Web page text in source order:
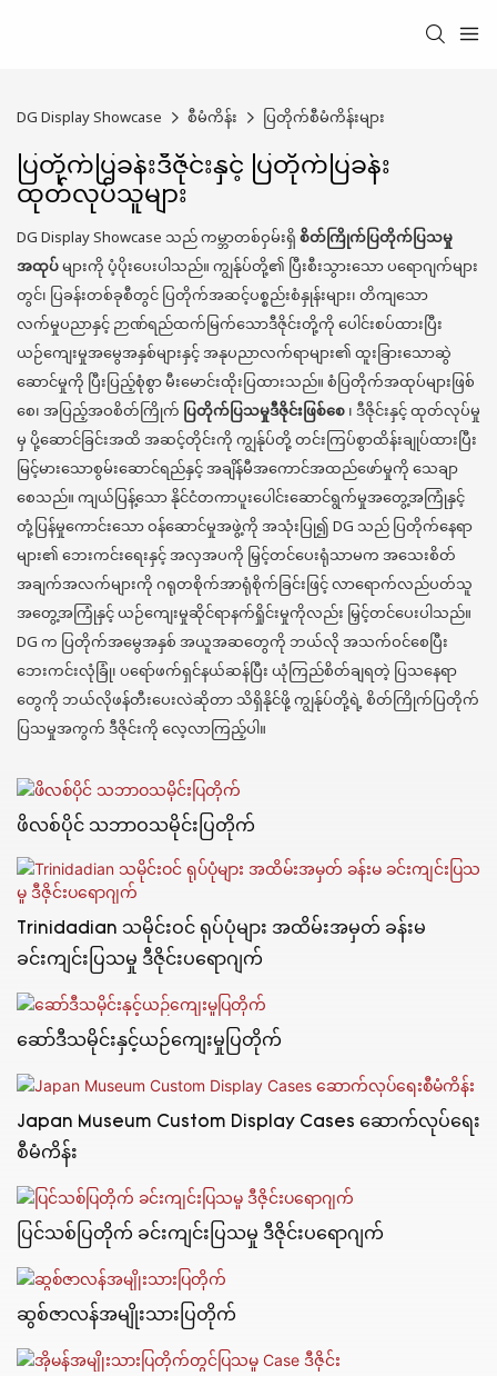
DG Display Showcase စီမံကိန်း ပြတိုက်စီမံကိန်းများ
ပြတိုက်ပြခန်းဒီဇိုင်းနှင့် ပြတိုက်ပြခန်း
ထုတ်လုပ်သူများ
DG Display Showcase သည် ကမ္ဘာတစ်ဝှမ်းရှိ စိတ်ကြိုက်ပြတိုက်ပြသမှု
အထုပ်များကို ပံ့ပိုးပေးပါသည်။ ကျွန်ုပ်တို့၏ ပြီးစီးသွားသော ပရောဂျက်များ
တွင်၊ ပြခန်းတစ်ခုစီတွင် ပြတိုက်အဆင့်ပစ္စည်းစံနှုန်းများ၊ တိကျသော
လက်မှုပညာနှင့် ဉာဏ်ရည်ထက်မြက်သောဒီဇိုင်းတို့ကို ပေါင်းစပ်ထားပြီး
ယဉ်ကျေးမှုအမွေအနှစ်များနှင့် အနုပညာလက်ရာများ၏ ထူးခြားသောဆွဲ
ဆောင်မှုကို ပြီးပြည့်စုံစွာ မီးမောင်းထိုးပြထားသည်။ စံပြတိုက်အထုပ်များဖြစ်
စေ၊ အပြည့်အဝစိတ်ကြိုက် ပြတိုက်ပြသမှုဒီဇိုင်းဖြစ်စေ ၊ ဒီဇိုင်းနှင့် ထုတ်လုပ်မှု
မှ ပို့ဆောင်ခြင်းအထိ အဆင့်တိုင်းကို ကျွန်ုပ်တို့ တင်းကြပ်စွာထိန်းချုပ်ထားပြီး
မြင့်မားသောစွမ်းဆောင်ရည်နှင့် အချိန်မီအကောင်အထည်ဖော်မှုကို သေချာ
စေသည်။ ကျယ်ပြန့်သော နိုင်ငံတကာပူးပေါင်းဆောင်ရွက်မှုအတွေ့အကြုံနှင့်
တုံ့ပြန်မှုကောင်းသော ဝန်ဆောင်မှုအဖွဲ့ကို အသုံးပြု၍ DG သည် ပြတိုက်နေရာ
များ၏ ဘေးကင်းရေးနှင့် အလှအပကို မြှင့်တင်ပေးရုံသာမက အသေးစိတ်
အချက်အလက်များကို ဂရုတစိုက်အာရုံစိုက်ခြင်းဖြင့် လာရောက်လည်ပတ်သူ
အတွေ့အကြုံနှင့် ယဉ်ကျေးမှုဆိုင်ရာနက်ရှိုင်းမှုကိုလည်း မြှင့်တင်ပေးပါသည်။
DG က ပြတိုက်အမွေအနှစ် အယူအဆတွေကို ဘယ်လို အသက်ဝင်စေပြီး
ဘေးကင်းလုံခြုံ၊ ပရော်ဖက်ရှင်နယ်ဆန်ပြီး ယုံကြည်စိတ်ချရတဲ့ ပြသနေရာ
တွေကို ဘယ်လိုဖန်တီးပေးလဲဆိုတာ သိရှိနိုင်ဖို့ ကျွန်ုပ်တို့ရဲ့ စိတ်ကြိုက်ပြတိုက်
ပြသမှုအကွက် ဒီဇိုင်းကို လေ့လာကြည့်ပါ။
ဖိလစ်ပိုင် သဘာဝသမိုင်းပြတိုက်
Trinidadian သမိုင်းဝင် ရုပ်ပုံများ အထိမ်းအမှတ် ခန်းမ
ခင်းကျင်းပြသမှု ဒီဇိုင်းပရောဂျက်
ဆော်ဒီသမိုင်းနှင့်ယဉ်ကျေးမှုပြတိုက်
Japan Museum Custom Display Cases ဆောက်လုပ်ရေး
စီမံကိန်း
ပြင်သစ်ပြတိုက် ခင်းကျင်းပြသမှု ဒီဇိုင်းပရောဂျက်
ဆွစ်ဇာလန်အမျိုးသားပြတိုက်